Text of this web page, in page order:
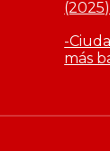
(2025)
-
más